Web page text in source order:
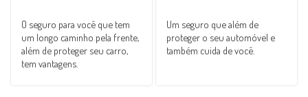
O seguro para você que tem
um longo caminho pela frente,
além de proteger seu carro,
tem vantagens.
Um seguro que além de
proteger o seu automóvel e
também cuida de você.